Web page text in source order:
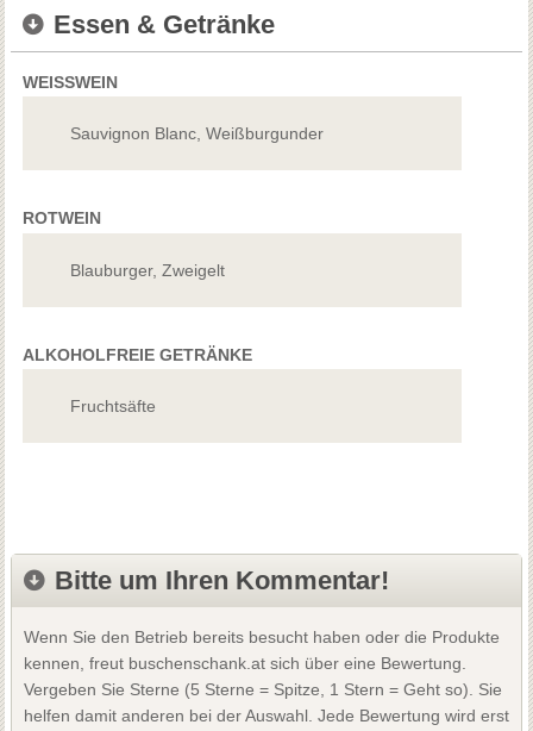
Essen & Getränke
WEISSWEIN
Sauvignon Blanc, Weißburgunder
ROTWEIN
Blauburger, Zweigelt
ALKOHOLFREIE GETRÄNKE
Fruchtsäfte
Bitte um Ihren Kommentar!
Wenn Sie den Betrieb bereits besucht haben oder die Produkte
kennen, freut buschenschank.at sich über eine Bewertung.
Vergeben Sie Sterne (5 Sterne = Spitze, 1 Stern = Geht so). Sie
helfen damit anderen bei der Auswahl. Jede Bewertung wird erst